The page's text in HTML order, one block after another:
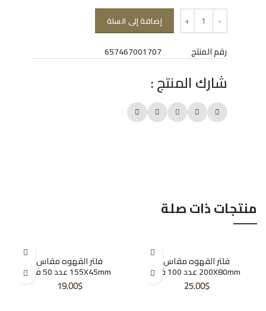
إضافة إلى السلة
رقم المنتج 657467001707
شارك المنتج :
منتجات ذات صلة
فلتر القهوه مقاس
200X80mm عدد 100 فلتر
25.00$
فلتر القهوه مقاس
155X45mm عدد 50 فلتر
19.00$